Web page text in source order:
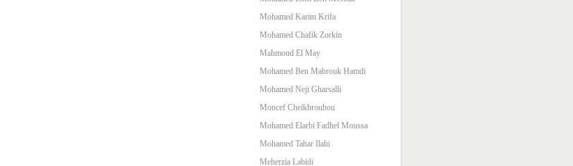
Mohamed Karim Krifa
Mohamed Chafik Zorkin
Mahmoud El May
Mohamed Ben Mabrouk Hamdi
Mohamed Neji Gharsalli
Moncef Cheikhrouhou
Mohamed Elarbi Fadhel Moussa
Mohamed Tahar Ilahi
Meherzia Labidi